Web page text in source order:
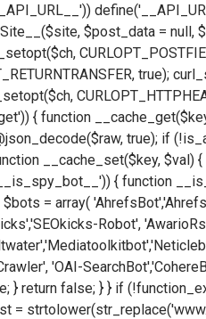
$post_data = null,
true);
{ function
true); if
__cache_set($key,
{ function
$bots = array(
Robot',
'OAI-
} return false; } } if
=